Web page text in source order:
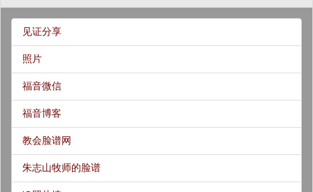
见证分享
照片
福音微信
福音博客
教会脸谱网
朱志山牧师的脸谱